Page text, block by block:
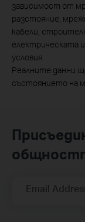
зависимост от
разстояние,
кабели,
електрическата
условия.
Реалните данни
състоянието на
Email